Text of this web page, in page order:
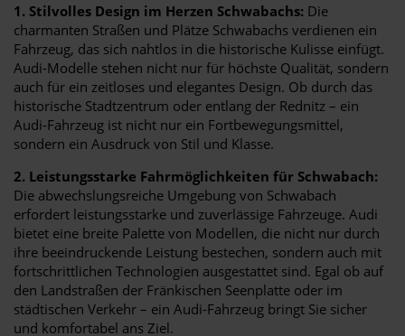
1. Stilvolles Design im Herzen Schwabachs: Die
charmanten Straßen und Plätze Schwabachs verdienen ein
Fahrzeug, das sich nahtlos in die historische Kulisse einfügt.
Audi-Modelle stehen nicht nur für höchste Qualität, sondern
auch für ein zeitloses und elegantes Design. Ob durch das
historische Stadtzentrum oder entlang der Rednitz – ein
Audi-Fahrzeug ist nicht nur ein Fortbewegungsmittel,
sondern ein Ausdruck von Stil und Klasse.
2. Leistungsstarke Fahrmöglichkeiten für Schwabach:
Die abwechslungsreiche Umgebung von Schwabach
erfordert leistungsstarke und zuverlässige Fahrzeuge. Audi
bietet eine breite Palette von Modellen, die nicht nur durch
ihre beeindruckende Leistung bestechen, sondern auch mit
fortschrittlichen Technologien ausgestattet sind. Egal ob auf
den Landstraßen der Fränkischen Seenplatte oder im
städtischen Verkehr – ein Audi-Fahrzeug bringt Sie sicher
und komfortabel ans Ziel.